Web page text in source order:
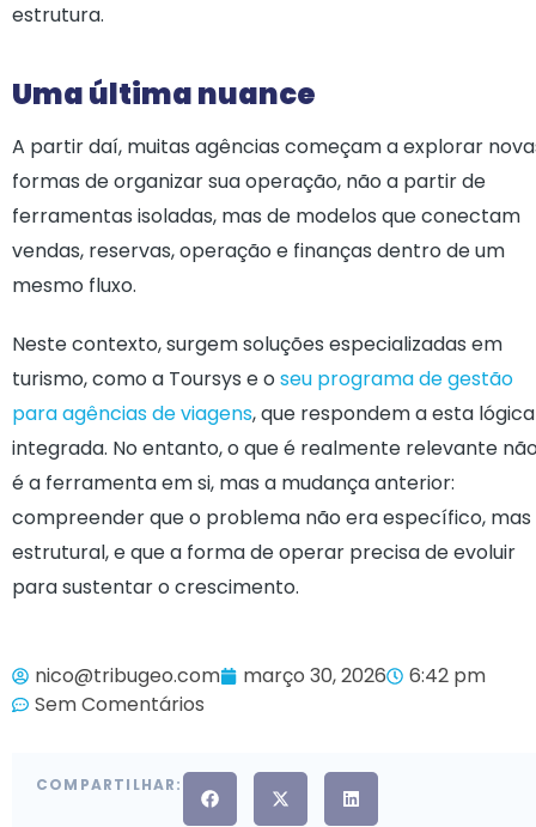
estrutura.
Uma última nuance
A partir daí, muitas agências começam a explorar
formas de organizar sua operação, não a partir de
ferramentas isoladas, mas de modelos que conectam
vendas, reservas, operação e finanças dentro de um
mesmo fluxo.
Neste contexto, surgem soluções especializadas em
turismo, como a Toursys e o seu programa de gestão
para agências de viagens, que respondem a esta lógica
integrada. No entanto, o que é realmente relevante
é a ferramenta em si, mas a mudança anterior:
compreender que o problema não era específico, mas
estrutural, e que a forma de operar precisa de evoluir
para sustentar o crescimento.
nico@tribugeo.com março 30, 2026
6:42 pm
Sem Comentários
COMPARTILHAR: